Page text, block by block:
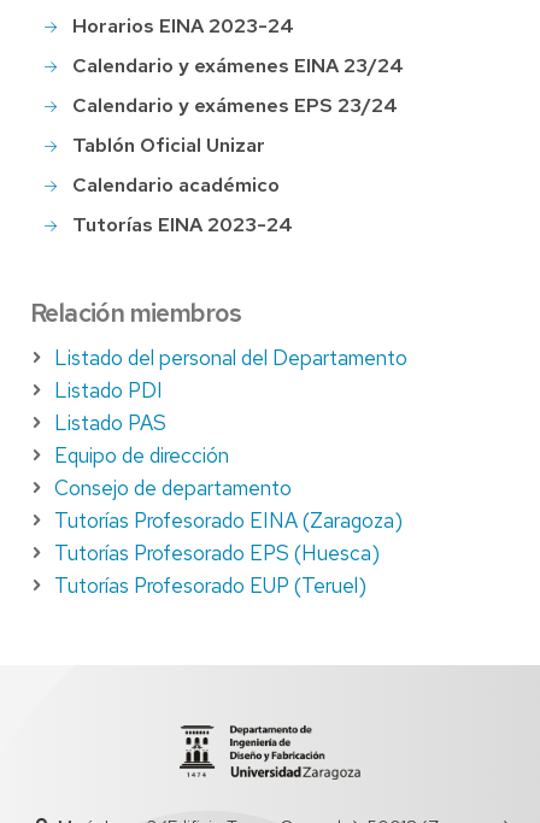
Horarios EINA 2023-24
Calendario y exámenes EINA 23/24
Calendario y exámenes EPS 23/24
Tablón Oficial Unizar
Calendario académico
Tutorías EINA 2023-24
Relación miembros
Listado del personal del Departamento
Listado PDI
Listado PAS
Equipo de dirección
Consejo de departamento
Tutorías Profesorado EINA (Zaragoza)
Tutorías Profesorado EPS (Huesca)
Tutorías Profesorado EUP (Teruel)